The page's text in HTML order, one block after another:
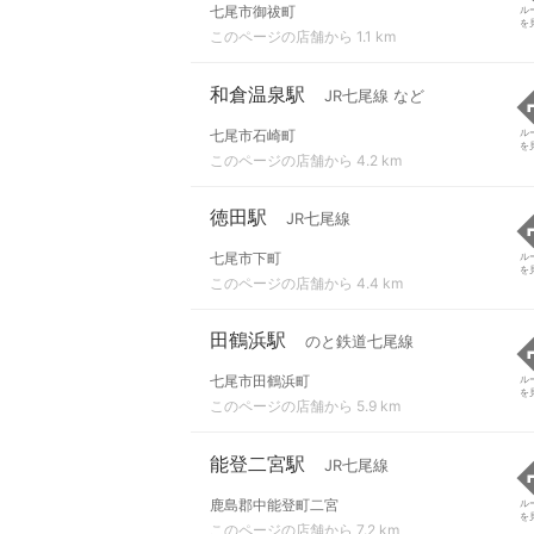
七尾市御祓町
このページの店舗から 1.1 km
ル
を
和倉温泉駅 JR七尾線 など
七尾市石崎町
このページの店舗から 4.2 km
ル
を
徳田駅 JR七尾線
七尾市下町
このページの店舗から 4.4 km
ル
を
田鶴浜駅 のと鉄道七尾線
七尾市田鶴浜町
このページの店舗から 5.9 km
ル
を
能登二宮駅 JR七尾線
鹿島郡中能登町二宮
このページの店舗から 7.2 km
ル
を